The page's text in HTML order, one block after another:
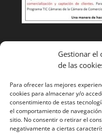
Gestionar el
de las
Para ofrecer las mejores
cookies para almacenar y/o
consentimiento de estas
el comportamiento de
sitio. No consentir o retirar el
negativamente a ciertas
Condiciones de
Cambios y devoluciones
Envíos
¿Tienes alguna duda?
52 11 53